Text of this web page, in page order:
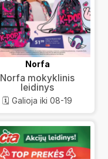
Norfa
Norfa mokyklinis
leidinys
🗓️ Galioja iki 08-19